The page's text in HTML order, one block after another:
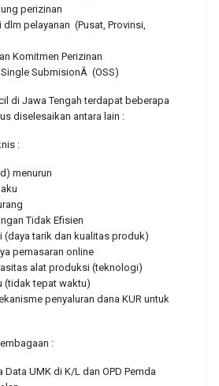
perizinan
dlm pelayanan (Pusat, Provinsi,
Komitmen Perizinan
SubmisionÂ (OSS)
di Jawa Tengah terdapat beberapa
diselesaikan antara lain :
:
menurun
Tidak Efisien
(daya tarik dan kualitas produk)
pemasaran online
alat produksi (teknologi)
(tidak tepat waktu)
penyaluran dana KUR untuk
:
Data UMK di K/L dan OPD Pemda